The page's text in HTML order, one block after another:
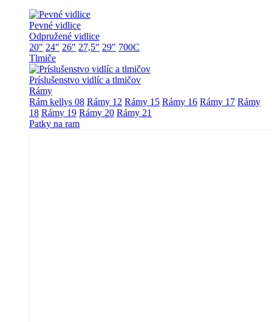
Pevné vidlice
Odpružené vidlice
20" 24" 26" 27,5" 29" 700C
Tlmiče
Príslušenstvo vidlíc a tlmičov
Rámy
Rám kellys 08 Rámy 12 Rámy 15 Rámy 16 Rámy 17 Rámy
18 Rámy 19 Rámy 20 Rámy 21
Patky na ram